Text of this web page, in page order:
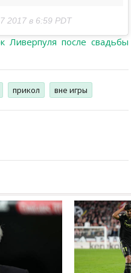
2017 в 6:59 PDT
Ливерпуля после свадьбы
прикол вне игры